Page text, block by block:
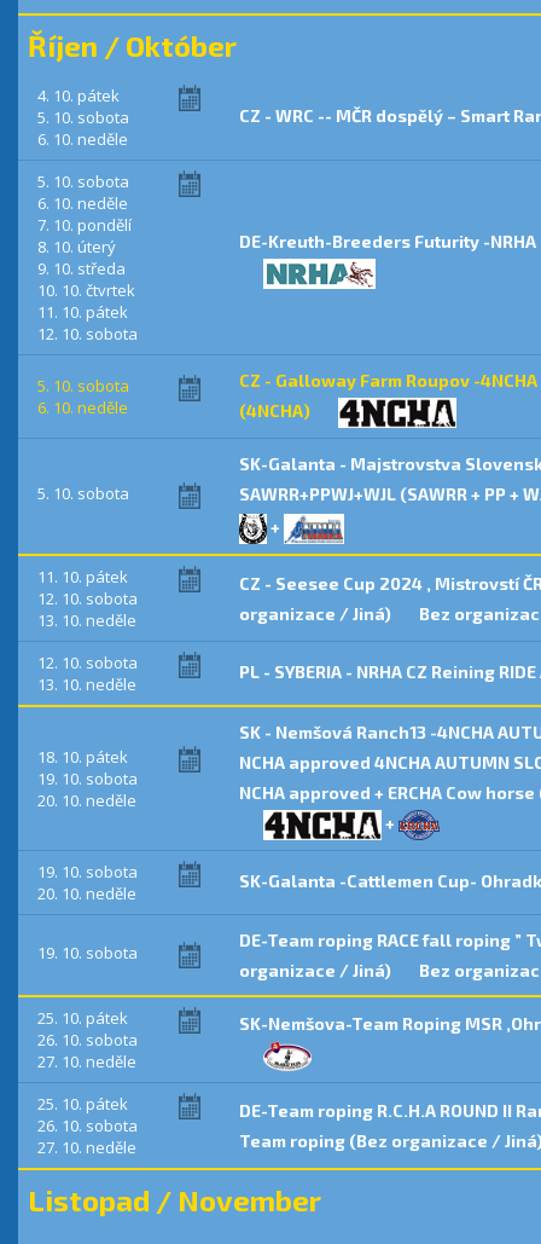
Říjen / Október
4. 10. pátek
5. 10. sobota
6. 10. neděle
CZ - WRC -- MČR dospělý – Smart
5. 10. sobota
6. 10. neděle
7. 10. pondělí
8. 10. úterý
9. 10. středa
10. 10. čtvrtek
11. 10. pátek
12. 10. sobota
DE-Kreuth-Breeders Futurity -NRHA
5. 10. sobota
6. 10. neděle
CZ - Galloway Farm Roupov -
(4NCHA)
5. 10. sobota
SK-Galanta - Majstrovstva
SAWRR+PPWJ+WJL (SAWRR + PP +
+
11. 10. pátek
12. 10. sobota
13. 10. neděle
CZ - Seesee Cup 2024 , Mistrovstí
organizace / Jiná)
Bez
12. 10. sobota
13. 10. neděle
PL - SYBERIA - NRHA CZ Reining
18. 10. pátek
19. 10. sobota
20. 10. neděle
SK - Nemšová Ranch13 -4NCHA
NCHA approved 4NCHA AUTUMN
NCHA approved + ERCHA Cow horse
+
19. 10. sobota
20. 10. neděle
SK-Galanta -Cattlemen Cup-
19. 10. sobota
DE-Team roping RACE fall roping ”
organizace / Jiná)
Bez
25. 10. pátek
26. 10. sobota
27. 10. neděle
SK-Nemšova-Team Roping MSR
25. 10. pátek
26. 10. sobota
27. 10. neděle
DE-Team roping R.C.H.A ROUND II
Team roping (Bez organizace /
Listopad / November